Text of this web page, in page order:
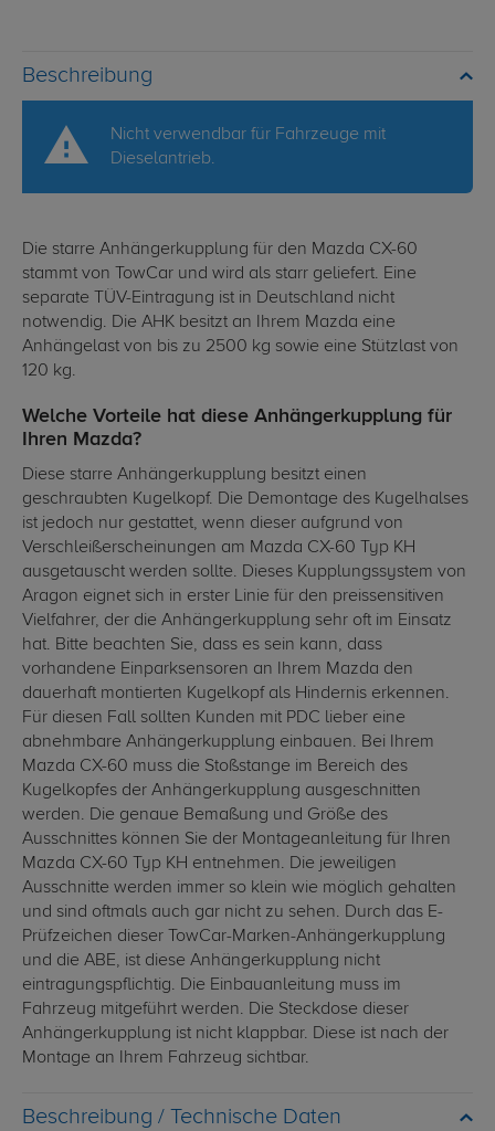
Beschreibung
Nicht verwendbar für Fahrzeuge mit
Dieselantrieb.
Die starre Anhängerkupplung für den Mazda CX-60
stammt von TowCar und wird als starr geliefert. Eine
separate TÜV-Eintragung ist in Deutschland nicht
notwendig. Die AHK besitzt an Ihrem Mazda eine
Anhängelast von bis zu 2500 kg sowie eine Stützlast von
120 kg.
Welche Vorteile hat diese Anhängerkupplung für
Ihren Mazda?
Diese starre Anhängerkupplung besitzt einen
geschraubten Kugelkopf. Die Demontage des Kugelhalses
ist jedoch nur gestattet, wenn dieser aufgrund von
Verschleißerscheinungen am Mazda CX-60 Typ KH
ausgetauscht werden sollte. Dieses Kupplungssystem von
Aragon eignet sich in erster Linie für den preissensitiven
Vielfahrer, der die Anhängerkupplung sehr oft im Einsatz
hat. Bitte beachten Sie, dass es sein kann, dass
vorhandene Einparksensoren an Ihrem Mazda den
dauerhaft montierten Kugelkopf als Hindernis erkennen.
Für diesen Fall sollten Kunden mit PDC lieber eine
abnehmbare Anhängerkupplung einbauen. Bei Ihrem
Mazda CX-60 muss die Stoßstange im Bereich des
Kugelkopfes der Anhängerkupplung ausgeschnitten
werden. Die genaue Bemaßung und Größe des
Ausschnittes können Sie der Montageanleitung für Ihren
Mazda CX-60 Typ KH entnehmen. Die jeweiligen
Ausschnitte werden immer so klein wie möglich gehalten
und sind oftmals auch gar nicht zu sehen. Durch das E-
Prüfzeichen dieser TowCar-Marken-Anhängerkupplung
und die ABE, ist diese Anhängerkupplung nicht
eintragungspflichtig. Die Einbauanleitung muss im
Fahrzeug mitgeführt werden. Die Steckdose dieser
Anhängerkupplung ist nicht klappbar. Diese ist nach der
Montage an Ihrem Fahrzeug sichtbar.
Technische Daten